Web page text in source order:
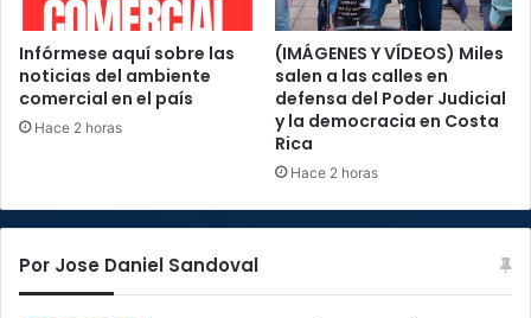
Infórmese aquí sobre las
noticias del ambiente
comercial en el país
Hace 2 horas
(IMÁGENES Y VÍDEOS) Miles
salen a las calles en
defensa del Poder Judicial
y la democracia en Costa
Rica
Hace 2 horas
Por Jose Daniel Sandoval